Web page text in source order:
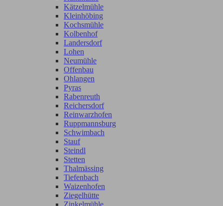
Kätzelmühle
Kleinhöbing
Kochsmühle
Kolbenhof
Landersdorf
Lohen
Neumühle
Offenbau
Ohlangen
Pyras
Rabenreuth
Reichersdorf
Reinwarzhofen
Ruppmannsburg
Schwimbach
Stauf
Steindl
Stetten
Thalmässing
Tiefenbach
Waizenhofen
Ziegelhütte